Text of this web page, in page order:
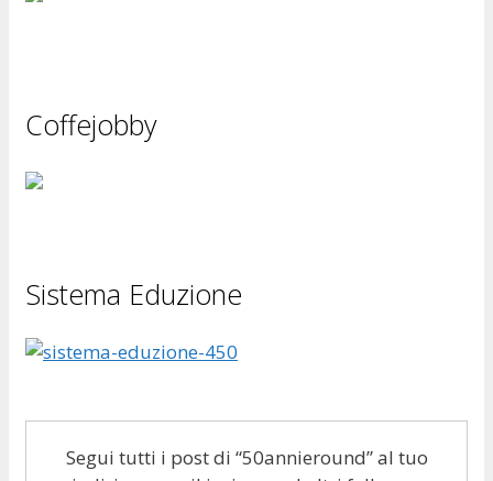
Coffejobby
Sistema Eduzione
Segui tutti i post di “50annieround” al tuo